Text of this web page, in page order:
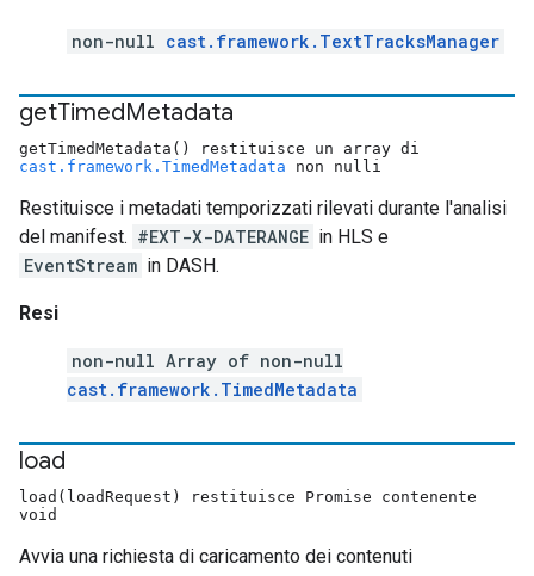
non-null cast.framework.TextTracksManager
getTimedMetadata
getTimedMetadata() restituisce un array di
cast.framework.TimedMetadata non nulli
Restituisce i metadati temporizzati rilevati durante l'analisi
del manifest. #EXT-X-DATERANGE in HLS e
EventStream in DASH.
Resi
non-null Array of non-null
cast.framework.TimedMetadata
load
load(loadRequest) restituisce Promise contenente
void
Avvia una richiesta di caricamento dei contenuti